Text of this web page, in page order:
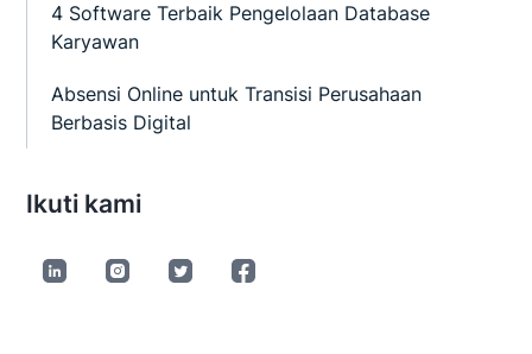
4 Software Terbaik Pengelolaan Database
Karyawan
Absensi Online untuk Transisi Perusahaan
Berbasis Digital
Ikuti kami